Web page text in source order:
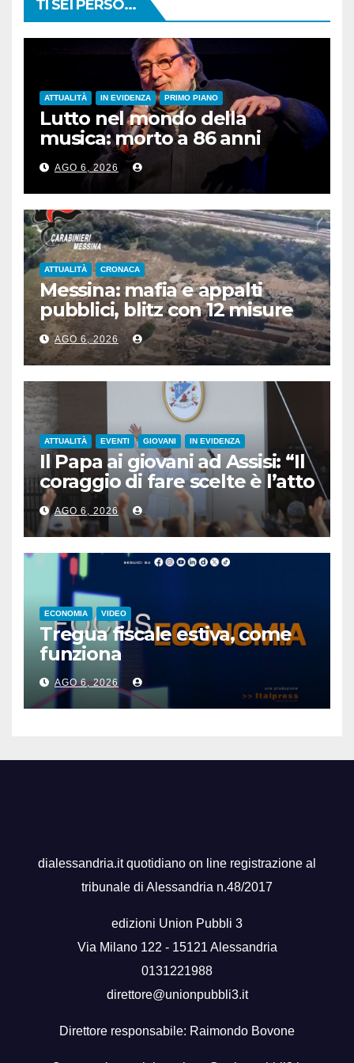
TI SEI PERSO...
ATTUALITÀ IN EVIDENZA PRIMO PIANO
Lutto nel mondo della
musica: morto a 86 anni
Francesco Guccini
AGO 6, 2026
ATTUALITÀ CRONACA
Messina: mafia e appalti
pubblici, blitz con 12 misure
cautelari
AGO 6, 2026
ATTUALITÀ EVENTI GIOVANI IN EVIDENZA
Il Papa ai giovani ad Assisi: “Il
coraggio di fare scelte è l’atto
più rivoluzionario”
AGO 6, 2026
ECONOMIA VIDEO
Tregua fiscale estiva, come
funziona
AGO 6, 2026
dialessandria.it quotidiano on line registrazione al
tribunale di Alessandria n.48/2017
edizioni Union Pubbli 3
Via Milano 122 - 15121 Alessandria
0131221988
direttore@unionpubbli3.it
Direttore responsabile: Raimondo Bovone